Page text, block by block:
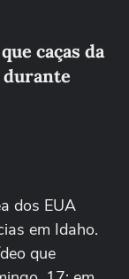
caças da
durante
dos EUA
em Idaho.
que